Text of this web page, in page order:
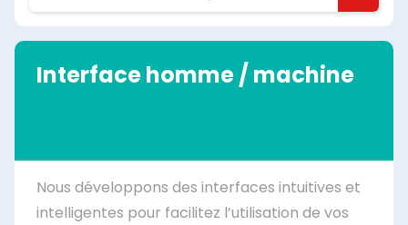
Interface homme / machine
Nous développons des interfaces intuitives et
intelligentes pour facilitez l’utilisation de vos